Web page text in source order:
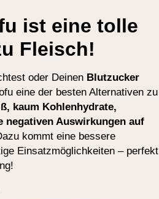
ist eine tolle
Fleisch!
oder Deinen Blutzucker
eine der besten Alternativen zu
kaum Kohlenhydrate,
negativen Auswirkungen auf
kommt eine bessere
Einsatzmöglichkeiten – perfekt